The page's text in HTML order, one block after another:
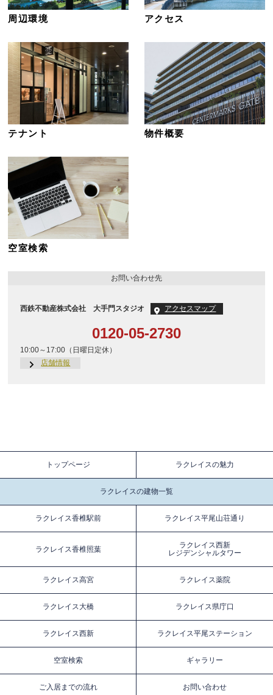
周辺環境 アクセス
テナント 物件概要
空室検索
お問い合わせ先
西鉄不動産株式会社 大手門スタジオ アクセスマップ
0120-05-2730
10:00～17:00（日曜日定休）
店舗情報
トップページ ラクレイスの魅力
ラクレイスの建物一覧
ラクレイス香椎駅前 ラクレイス平尾山荘通り
ラクレイス香椎照葉
ラクレイス西新
レジデンシャルタワー
ラクレイス高宮 ラクレイス薬院
ラクレイス大橋 ラクレイス県庁口
ラクレイス西新 ラクレイス平尾ステーション
空室検索 ギャラリー
ご入居までの流れ お問い合わせ